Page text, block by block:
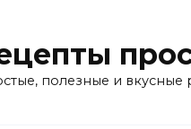
полезные и